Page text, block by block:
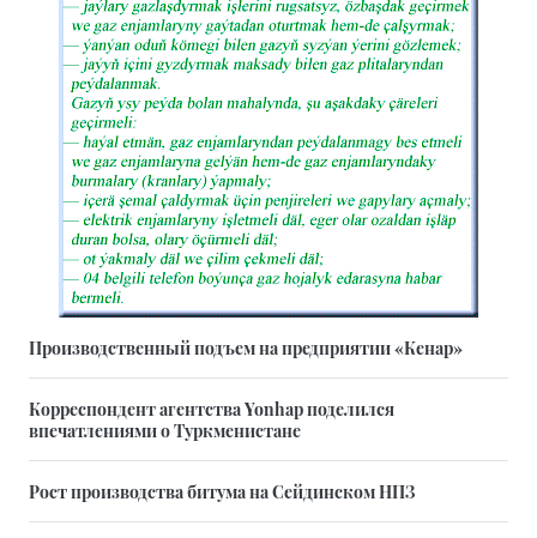
Производственный подъем на предприятии «Кенар»
Корреспондент агентства Yonhap поделился
впечатлениями о Туркменистане
Рост производства битума на Сейдинском НПЗ